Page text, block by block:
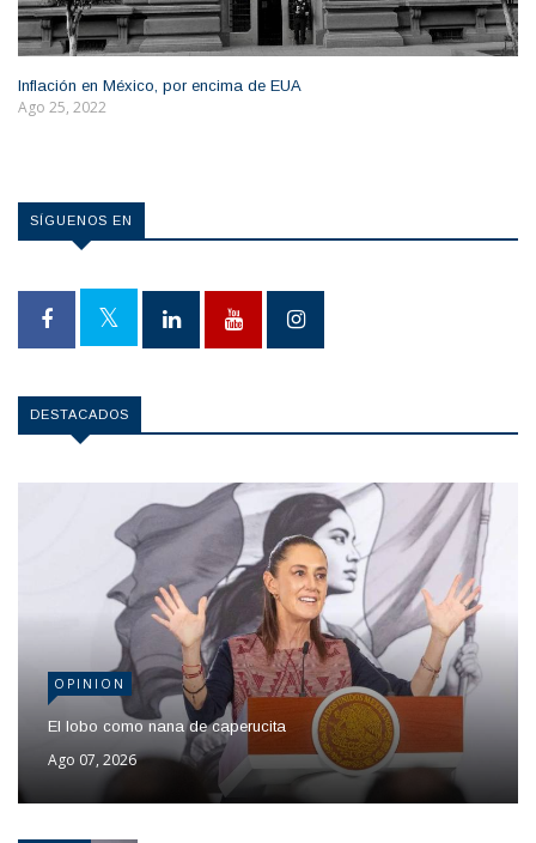
Inflación en México, por encima de EUA
Ago 25, 2022
SÍGUENOS EN
DESTACADOS
OPINION
El lobo como nana de caperucita
Ago 07, 2026